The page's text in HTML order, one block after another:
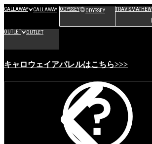
CALLAWAY CALLAWAY ODYSSEY ODYSSEY TRAVISMATHEW
OUTLET OUTLET
キャロウェイアパレルはこちら>>>